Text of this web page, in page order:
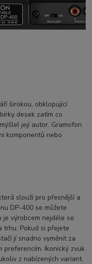
širokou, obklopující
desek zatím co
její autor. Gramofon
komponentů nebo
slouží pro přesnější a
DP-400 se můžete
výrobcem nejdéle se
trhu. Pokud si přejete
jí snadno vyměnit za
preferencím. Ikonický zvuk
z nabízených variant.